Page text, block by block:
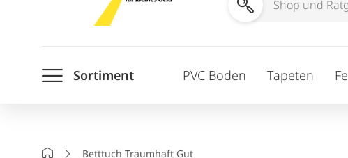
Shop
durchsuchen
Sortiment PVC Boden Tapeten
StartseiteBetttuch Traumhaft Gut